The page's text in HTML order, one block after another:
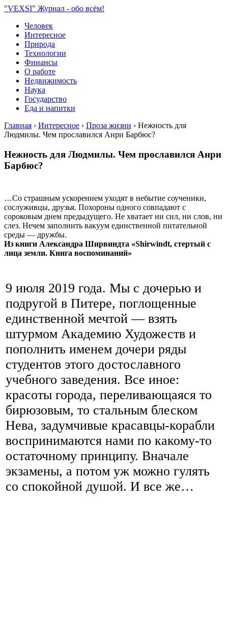
"VEXSI" Журнал - обо всём!
Человек
Интересное
Природа
Технологии
Финансы
О работе
Недвижимость
Наука
Государство
Еда и напитки
Главная › Интересное › Проза жизни › Нежность для
Людмилы. Чем прославился Анри Барбюс?
Нежность для Людмилы. Чем прославился Анри
Барбюс?
…Со страшным ускорением уходят в небытие соученики,
сослуживцы, друзья. Похороны одного совпадают с
сороковым днем предыдущего. Не хватает ни сил, ни слов, ни
слез. Нечем заполнить вакуум единственной питательной
среды — дружбы.
Из книги Александра Ширвиндта «Shirwindt, стертый с
лица земли. Книга воспоминаний»
9 июля 2019 года. Мы с дочерью и
подругой в Питере, поглощенные
единственной мечтой — взять
штурмом Академию Художеств и
пополнить именем дочери ряды
студентов этого достославного
учебного заведения. Все иное:
красоты города, переливающаяся то
бирюзовым, то стальным блеском
Нева, задумчивые красавцы-корабли
воспринимаются нами по какому-то
остаточному принципу. Вначале
экзамены, а потом уж можно гулять
со спокойной душой. И все же…